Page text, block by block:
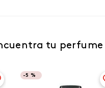
tu
-5 %